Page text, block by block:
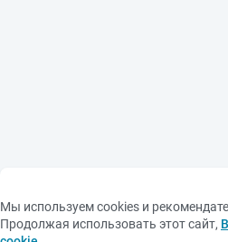
Мы используем cookies и
Продолжая использовать этот сайт,